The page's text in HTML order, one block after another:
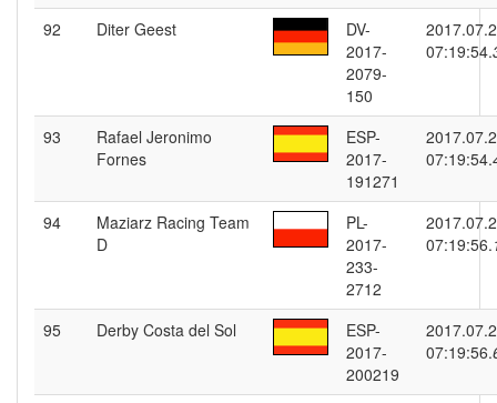
92 Diter Geest
DV-
2017-
2079-
150
07:19:54.
93
Rafael Jeronimo
Fornes
ESP-
2017-
191271
07:19:54.
94
Maziarz Racing Team
D
PL-
2017-
233-
2712
07:19:56.
95 Derby Costa del Sol
ESP-
2017-
200219
07:19:56.